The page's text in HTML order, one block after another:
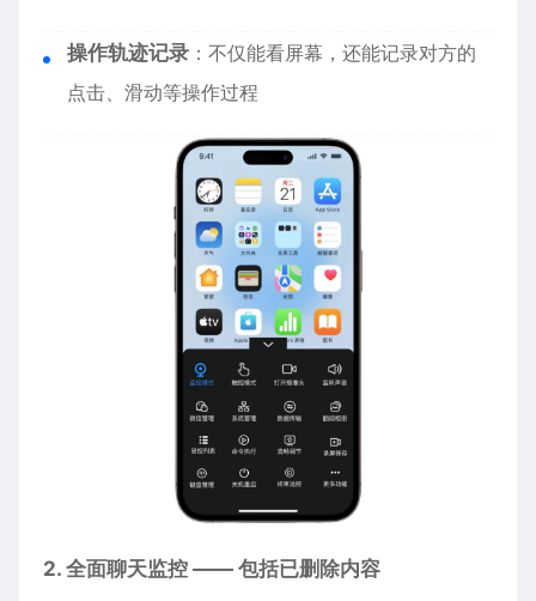
操作轨迹记录 ：不仅能看屏幕，还能记录对方的
点击、滑动等操作过程
2. 全面聊天监控 —— 包括已删除内容